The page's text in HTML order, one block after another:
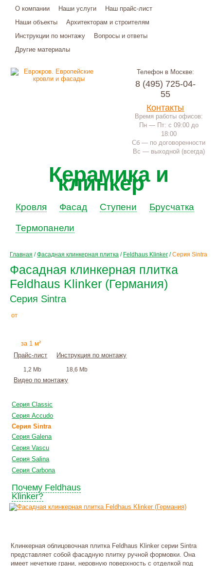
О компании Наши услуги
Наш прайс-лист
Наши объекты
Архитекторам и строителям
Инструкции по монтажу
Вопросы и ответы
Другие материалы
Телефон в Москве:
8 (495) 725-04-
55
Контакты
Время работы офисов:
Пн — Пт: с 09:00 до
18:00
Сб — по договоренности
Вс — выходной (всегда)
Керамика и
клинкер
Кровля Фасад Ступени Брусчатка
Термопанели
Главная /Фасадная клинкерная плитка / Feldhaus Klinker /Серия Sintra
Фасадная клинкерная плитка
Feldhaus Klinker (Германия)
Серия Sintra
от
за 1 м²
Прайс-лист
1,2 Mb
Инструкция по монтажу
18,6 Mb
Видео по монтажу
Серия Classic
Серия Accudo
Серия Sintra
Серия Galena
Серия Vascu
Серия Salina
Серия Carbona
Почему Feldhaus
Klinker?
Клинкерная облицовочная плитка Feldhaus Klinker серии Sintra
представляет собой фасадную плитку ручной формовки. Она
имеет нечеткие грани, неровную поверхность с отделкой под